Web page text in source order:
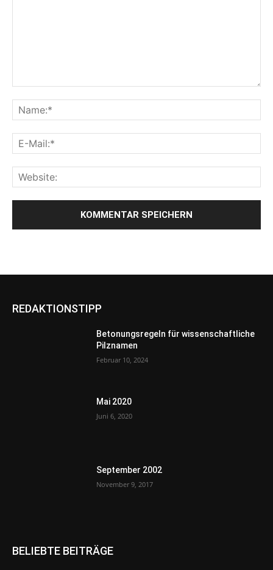
REDAKTIONSTIPP
Betonungsregeln für wissenschaftliche
Pilznamen
Februar 10, 2024
Mai 2020
Juni 6, 2020
September 2002
November 9, 2017
BELIEBTE BEITRÄGE